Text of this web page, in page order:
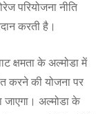
परियोजना नीति
करती है।
क्षमता के अल्मोडा में
करने की योजना पर
जाएगा। अल्मोडा के